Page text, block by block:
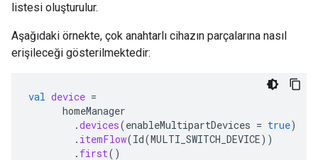
listesi oluşturulur.
Aşağıdaki örnekte, çok anahtarlı cihazın parçalarına nasıl
erişileceği gösterilmektedir:
val device =
homeManager
.devices(enableMultipartDevices = true)
. itemFlow(Id(MULTI_SWITCH_DEVICE))
. first()